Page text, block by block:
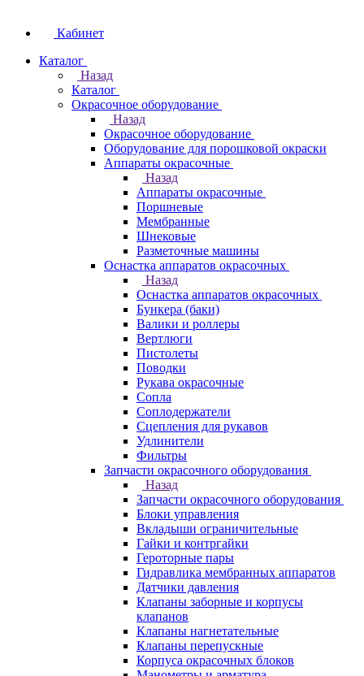
Кабинет
Каталог
Назад
Каталог
Окрасочное оборудование
Назад
Окрасочное оборудование
Оборудование для порошковой окраски
Аппараты окрасочные
Назад
Аппараты окрасочные
Поршневые
Мембранные
Шнековые
Разметочные машины
Оснастка аппаратов окрасочных
Назад
Оснастка аппаратов окрасочных
Бункера (баки)
Валики и роллеры
Вертлюги
Пистолеты
Поводки
Рукава окрасочные
Сопла
Соплодержатели
Сцепления для рукавов
Удлинители
Фильтры
Запчасти окрасочного оборудования
Назад
Запчасти окрасочного оборудования
Блоки управления
Вкладыши ограничительные
Гайки и контргайки
Героторные пары
Гидравлика мембранных аппаратов
Датчики давления
Клапаны заборные и корпусы
клапанов
Клапаны нагнетательные
Клапаны перепускные
Корпуса окрасочных блоков